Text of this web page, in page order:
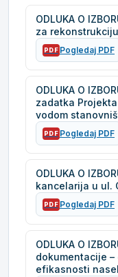
ODLUKA O
za
PDF Pogledaj PDF
ODLUKA O
zadatka
vodom
PDF Pogledaj PDF
ODLUKA O
kancelarija u ul.
PDF Pogledaj PDF
ODLUKA O
dokumentacije
efikasnosti